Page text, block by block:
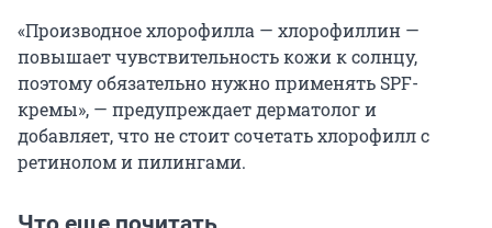
«Производное хлорофилла — хлорофиллин —
повышает чувствительность кожи к солнцу,
поэтому обязательно нужно применять SPF-
кремы», — предупреждает дерматолог и
добавляет, что не стоит сочетать хлорофилл с
ретинолом и пилингами.